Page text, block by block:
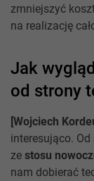
zmniejszyć
na realizację
Jak
od strony
[Wojciech
interesująco.
ze stosu
nam dobierać